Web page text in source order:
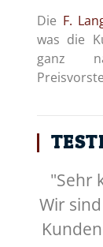
Die F.
was die
ganz
"Sehr
Wir